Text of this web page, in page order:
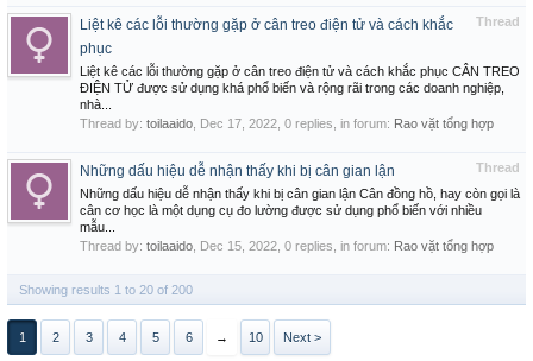
Thread
Liệt kê các lỗi thường gặp ở cân treo điện tử và cách khắc
phục
Liệt kê các lỗi thường gặp ở cân treo điện tử và cách khắc phục CÂN TREO
ĐIỆN TỬ được sử dụng khá phổ biến và rộng rãi trong các doanh nghiệp,
nhà...
Thread by: toilaaido Dec 17, 2022 , 0 replies, in forum: Rao vặt tổng hợp
Thread
Những dấu hiệu dễ nhận thấy khi bị cân gian lận
Những dấu hiệu dễ nhận thấy khi bị cân gian lận Cân đồng hồ, hay còn gọi là
cân cơ học là một dụng cụ đo lường được sử dụng phổ biến với nhiều
mẫu...
Thread by: toilaaido Dec 15, 2022 , 0 replies, in forum: Rao vặt tổng hợp
Showing results 1 to 20 of 200
1 2 3 4 5 6 → 10 Next >